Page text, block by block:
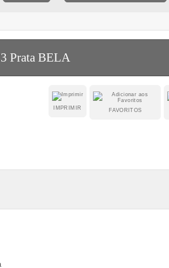
Prata BELA
FAVORITOS
IMPRIMIR